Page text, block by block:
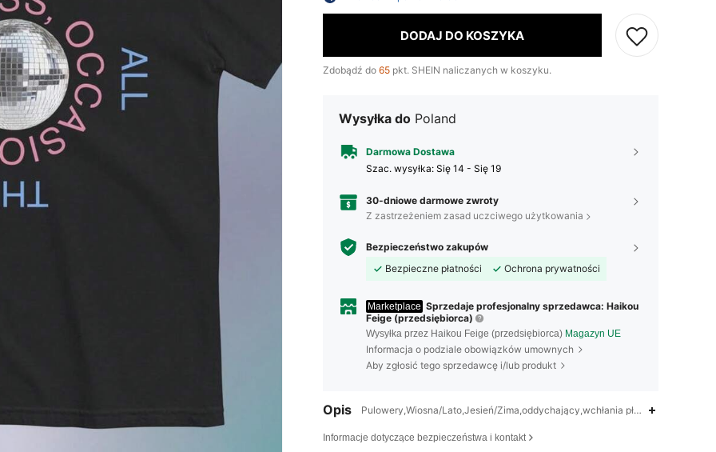
DODAJ DO KOSZYKA
Zdobądź do 65 pkt. SHEIN naliczanych w koszyku.
Wysyłka do Poland
Darmowa Dostawa
Szac. wysyłka: Się 14 - Się 19
30-dniowe darmowe zwroty
Z zastrzeżeniem zasad uczciwego użytkowania
Bezpieczeństwo zakupów
Bezpieczne płatności
Ochrona prywatności
Marketplace Sprzedaje profesjonalny sprzedawca: Haikou
Feige (przedsiębiorca)
Wysyłka przez Haikou Feige (przedsiębiorca) Magazyn UE
Informacja o podziale obowiązków umownych
Aby zgłosić tego sprzedawcę i/lub produkt
Opis Pulowery,Wiosna/Lato,Jesień/Zima,oddychający,wchłania płot
Informacje dotyczące bezpieczeństwa i kontakt